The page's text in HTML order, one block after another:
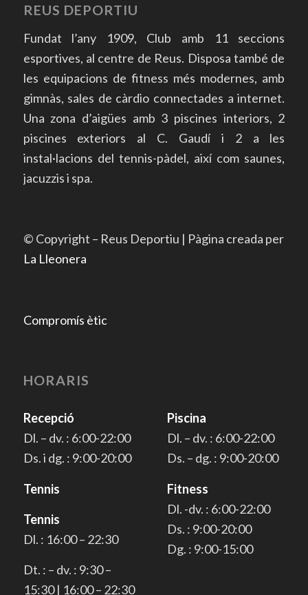
REUS DEPORTIU
Fundat l’any 1909, Club amb 11 seccions
esportives, al centre de Reus. Disposa també de
les equipacions de fitness més modernes, amb
gimnàs, sales de càrdio connectades a internet.
Una zona d’aigües amb 3 piscines interiors, 2
piscines exteriors al C. Gaudí i 2 a les
instal·lacions del tennis-pàdel, així com saunes,
jacuzzis i spa.
© Copyright – Reus Deportiu | Pàgina creada per
La Lleonera
Compromís ètic
HORARIS
Recepció
Dl. – dv. : 6:00-22:00
Ds. i dg. : 9:00-20:00
Tennis
Tennis
Dl. : 16:00 – 22:30
Dt. : – dv. : 9:30 –
15:30 | 16:00 – 22:30
Piscina
Dl. – dv. : 6:00-22:00
Ds. – dg. : 9:00-20:00
Fitness
Dl. -dv. : 6:00-22:00
Ds. : 9:00-20:00
Dg. : 9:00-15:00